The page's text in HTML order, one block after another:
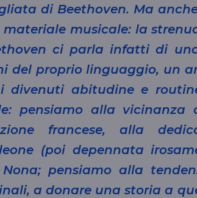
di Beethoven. Ma
musicale: la
ci parla infatti di
del proprio linguaggio, un
divenuti abitudine e
pensiamo alla
francese, alla
(poi depennata
pensiamo alla
a donare una storia a